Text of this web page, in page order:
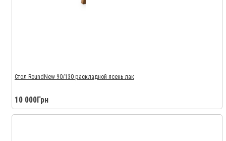
Стол RoundNew 90/130 раскладной ясень лак
10 000Грн